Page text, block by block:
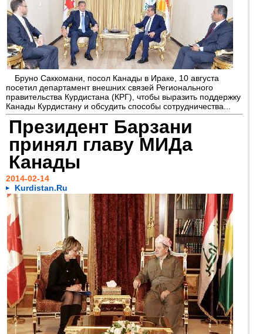
Бруно Саккомани, посол Канады в Ираке, 10 августа
посетил департамент внешних связей Регионального
правительства Курдистана (КРГ), чтобы выразить поддержку
Канады Курдистану и обсудить способы сотрудничества...
Президент Барзани
принял главу МИДа
Канады
2014-02-14
Kurdistan.Ru